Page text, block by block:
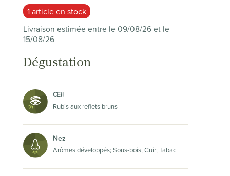
1 article en stock
Livraison estimée entre le 09/08/26 et le
15/08/26
Dégustation
Œil
Rubis aux reflets bruns
Nez
Arômes développés; Sous-bois; Cuir; Tabac